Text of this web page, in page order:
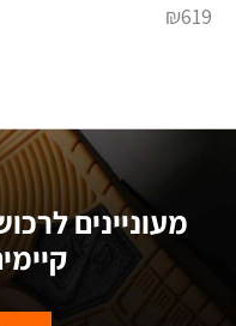
₪619
מעוניינים